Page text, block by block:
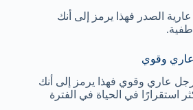
عارية الصدر فهذا يرمز إلى أنك
عاري وقوي
عاري وقوي فهذا يرمز إلى أنك
استقرارًا في الحياة في الفترة